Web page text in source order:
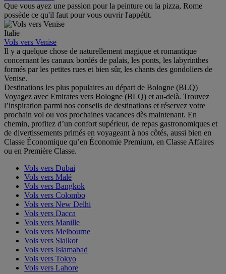
Que vous ayez une passion pour la peinture ou la pizza, Rome
possède ce qu'il faut pour vous ouvrir l'appétit.
Italie
Vols vers Venise
Il y a quelque chose de naturellement magique et romantique
concernant les canaux bordés de palais, les ponts, les labyrinthes
formés par les petites rues et bien sûr, les chants des gondoliers de
Venise.
Destinations les plus populaires au départ de Bologne (BLQ)
Voyagez avec Emirates vers Bologne (BLQ) et au-delà. Trouvez
l’inspiration parmi nos conseils de destinations et réservez votre
prochain vol ou vos prochaines vacances dès maintenant. En
chemin, profitez d’un confort supérieur, de repas gastronomiques et
de divertissements primés en voyageant à nos côtés, aussi bien en
Classe Économique qu’en Économie Premium, en Classe Affaires
ou en Première Classe.
Vols vers Dubai
Vols vers Malé
Vols vers Bangkok
Vols vers Colombo
Vols vers New Delhi
Vols vers Dacca
Vols vers Manille
Vols vers Melbourne
Vols vers Sialkot
Vols vers Islamabad
Vols vers Tokyo
Vols vers Lahore